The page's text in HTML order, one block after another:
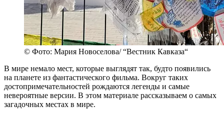
© Фото: Мария Новоселова/ “Вестник Кавказа“
В мире немало мест, которые выглядят так, будто появились
на планете из фантастического фильма. Вокруг таких
достопримечательностей рождаются легенды и самые
невероятные версии. В этом материале рассказываем о самых
загадочных местах в мире.